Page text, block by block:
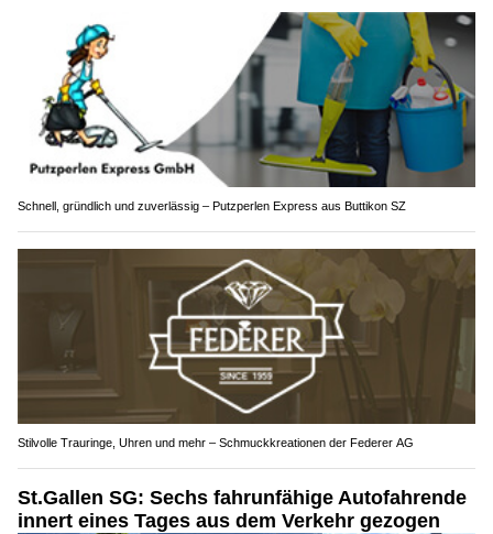
Schnell, gründlich und zuverlässig – Putzperlen Express aus Buttikon SZ
Stilvolle Trauringe, Uhren und mehr – Schmuckkreationen der Federer AG
St.Gallen SG: Sechs fahrunfähige Autofahrende
innert eines Tages aus dem Verkehr gezogen